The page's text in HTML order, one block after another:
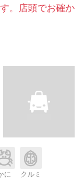
。店頭でお確か
に クルミ